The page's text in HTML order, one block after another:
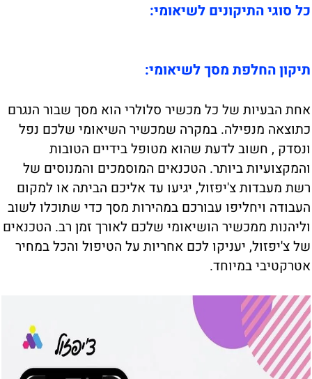
כל סוגי התיקונים לשיאומי:
תיקון החלפת מסך לשיאומי:
אחת הבעיות של כל מכשיר סלולרי הוא מסך שבור הנגרם
כתוצאה מנפילה. במקרה שמכשיר השיאומי שלכם נפל
ונסדק , חשוב לדעת שהוא מטופל בידיים הטובות
והמקצועיות ביותר. הטכנאים המוסמכים והמנוסים של
רשת מעבדות צ'יפזול, יגיעו עד אליכם הביתה או למקום
העבודה ויחליפו עבורכם במהירות מסך כדי שתוכלו לשוב
וליהנות ממכשיר הושיאומי שלכם לאורך זמן רב. הטכנאים
של צ'יפזול, יעניקו לכם אחריות על הטיפול והכל במחיר
אטרקטיבי במיוחד.